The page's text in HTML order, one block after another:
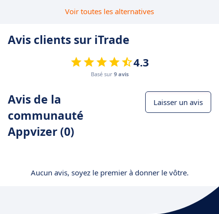
Voir toutes les alternatives
Avis clients sur iTrade
4.3
Basé sur 9 avis
Avis de la
communauté
Appvizer (0)
Laisser un avis
Aucun avis, soyez le premier à donner le vôtre.